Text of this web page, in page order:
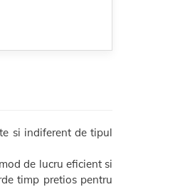
si indiferent de tipul
de lucru eficient si
timp pretios pentru